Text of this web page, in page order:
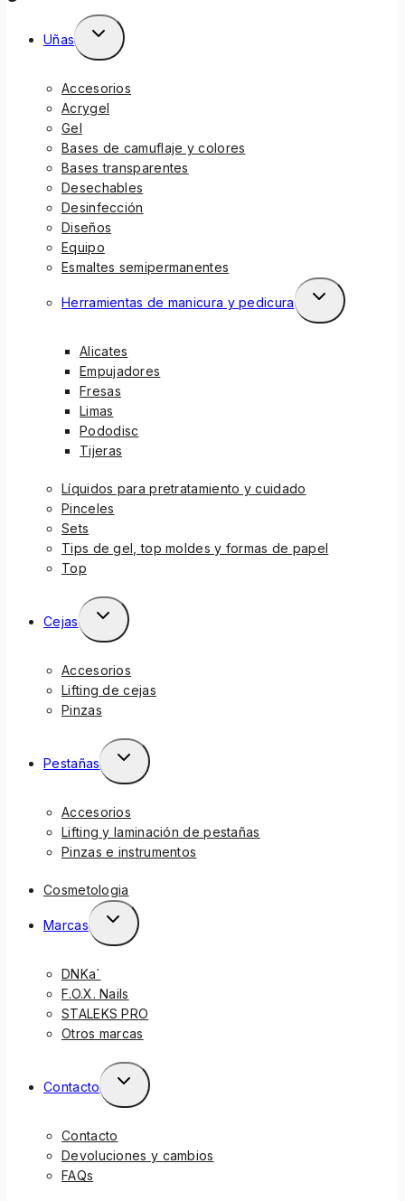
Uñas
Accesorios
Acrygel
Gel
Bases de camuflaje y colores
Bases transparentes
Desechables
Desinfección
Diseños
Equipo
Esmaltes semipermanentes
Herramientas de manicura y pedicura
Alicates
Empujadores
Fresas
Limas
Pododisc
Tijeras
Líquidos para pretratamiento y cuidado
Pinceles
Sets
Tips de gel, top moldes y formas de papel
Top
Cejas
Accesorios
Lifting de cejas
Pinzas
Pestañas
Accesorios
Lifting y laminación de pestañas
Pinzas e instrumentos
Cosmetologia
Marcas
DNKa´
F.O.X. Nails
STALEKS PRO
Otros marcas
Contacto
Contacto
Devoluciones y cambios
FAQs